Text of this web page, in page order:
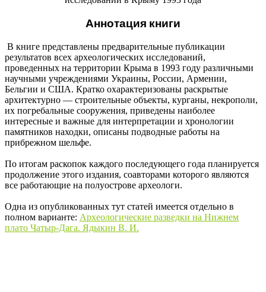
Аннотация книги
В книге представлены предварительные публикации
результатов всех археологических исследований,
проведенных на территории Крыма в 1993 году различными
научными учреждениями Украины, России, Армении,
Бельгии и США. Кратко охарактеризованы раскрытые
архитектурно — строительные объекты, курганы, некрополи,
их погребальные сооружения, приведены наиболее
интересные и важные для интерпретации и хронологии
памятников находки, описаны подводные работы на
прибрежном шельфе.
По итогам раскопок каждого последующего года планируется
продолжение этого издания, соавторами которого являются
все работающие на полуострове археологи.
Одна из опубликованных тут статей имеется отдельно в
полном варианте: Археологические разведки на Нижнем
плато Чатыр-Дага. Ядыкин В. И.